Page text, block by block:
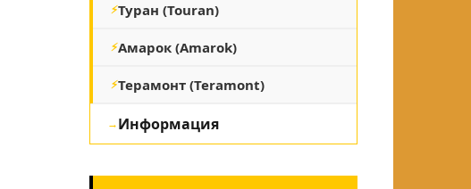
Туран (Touran)
Амарок (Amarok)
Терамонт (Teramont)
Информация